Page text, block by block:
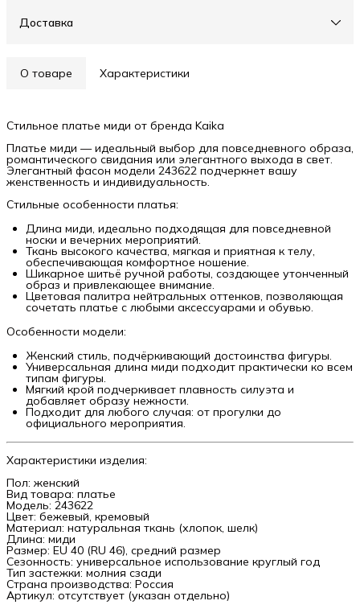
Доставка
О товаре Характеристики
Стильное платье миди от бренда Kaika
Платье миди — идеальный выбор для повседневного образа,
романтического свидания или элегантного выхода в свет.
Элегантный фасон модели 243622 подчеркнет вашу
женственность и индивидуальность.
Стильные особенности платья:
Длина миди, идеально подходящая для повседневной
носки и вечерних мероприятий.
Ткань высокого качества, мягкая и приятная к телу,
обеспечивающая комфортное ношение.
Шикарное шитьё ручной работы, создающее утонченный
образ и привлекающее внимание.
Цветовая палитра нейтральных оттенков, позволяющая
сочетать платье с любыми аксессуарами и обувью.
Особенности модели:
Женский стиль, подчёркивающий достоинства фигуры.
Универсальная длина миди подходит практически ко всем
типам фигуры.
Мягкий крой подчеркивает плавность силуэта и
добавляет образу нежности.
Подходит для любого случая: от прогулки до
официального мероприятия.
Характеристики изделия:
Пол: женский
Вид товара: платье
Модель: 243622
Цвет: бежевый, кремовый
Материал: натуральная ткань (хлопок, шелк)
Длина: миди
Размер: EU 40 (RU 46), средний размер
Сезонность: универсальное использование круглый год
Тип застежки: молния сзади
Страна производства: Россия
Артикул: отсутствует (указан отдельно)